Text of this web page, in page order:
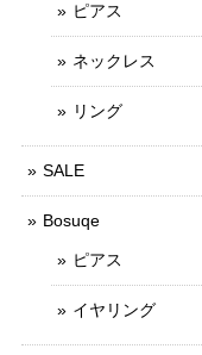
ピアス
ネックレス
リング
SALE
Bosuqe
ピアス
イヤリング